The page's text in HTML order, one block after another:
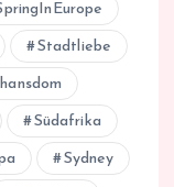
Stadtliebe
Südafrika
Sydney